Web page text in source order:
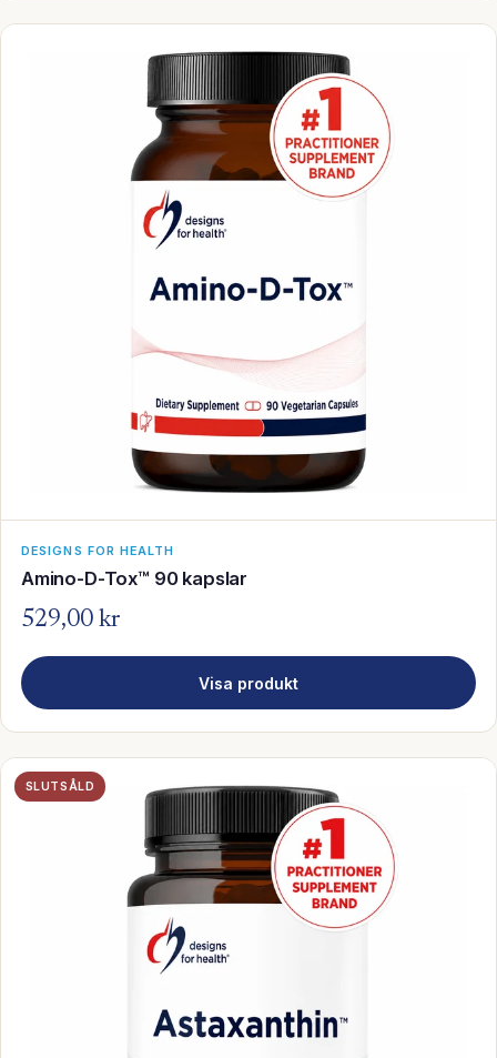
DESIGNS FOR HEALTH
Amino-D-Tox™ 90 kapslar
529,00 kr
Visa produkt
SLUTSÅLD